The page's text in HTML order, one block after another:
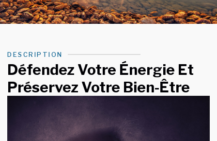
DESCRIPTION
Défendez Votre Énergie Et
Préservez Votre Bien-Être